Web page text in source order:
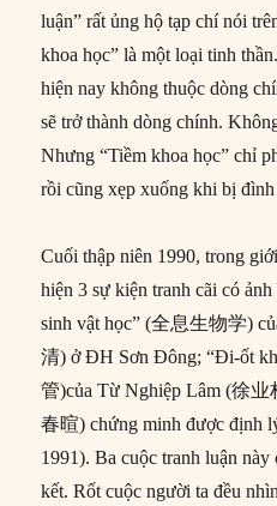
luận” rất ủng hộ tạp chí nói
khoa học” là một loại tinh
hiện nay không thuộc dòng
sẽ trở thành dòng chính.
Nhưng “Tiềm khoa học” chỉ
rồi cũng xẹp xuống khi bị đình
Cuối thập niên 1990, trong
hiện 3 sự kiện tranh cãi có
sinh vật học” (全息生物学)
清) ở ĐH Sơn Đông; “Đi-ốt
管)của Từ Nghiệp Lâm (徐
春暄) chứng minh được định
1991). Ba cuộc tranh luận
kết. Rốt cuộc người ta đều